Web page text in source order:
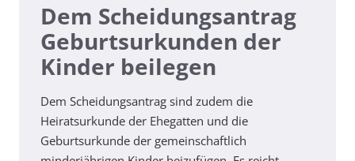
Dem Scheidungsantrag
Geburtsurkunden der
Kinder beilegen
Dem Scheidungsantrag sind zudem die
Heiratsurkunde der Ehegatten und die
Geburtsurkunde der gemeinschaftlich